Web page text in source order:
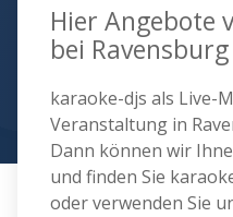
Hier Angebote
bei
karaoke-djs als Live-
Veranstaltung in
Dann können wir
und finden Sie
oder verwenden Sie